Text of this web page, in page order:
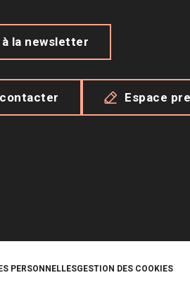
la newsletter
Espace
PERSONNELLESGESTION DES COOKIES